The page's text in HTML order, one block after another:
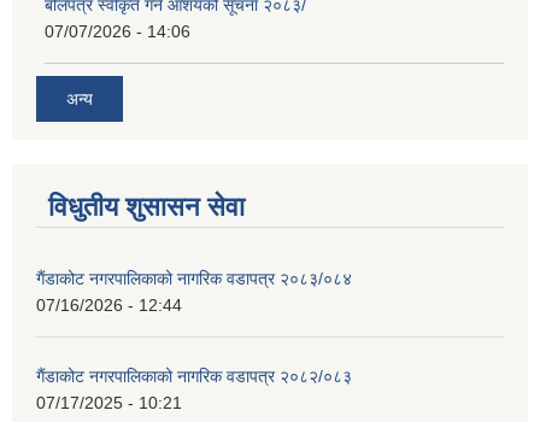
बोलपत्र स्वीकृत गर्ने आशयको सूचना २०८३/
07/07/2026 - 14:06
अन्य
विधुतीय शुसासन सेवा
गैंडाकोट नगरपालिकाको नागरिक वडापत्र २०८३/०८४
07/16/2026 - 12:44
गैंडाकोट नगरपालिकाको नागरिक वडापत्र २०८२/०८३
07/17/2025 - 10:21